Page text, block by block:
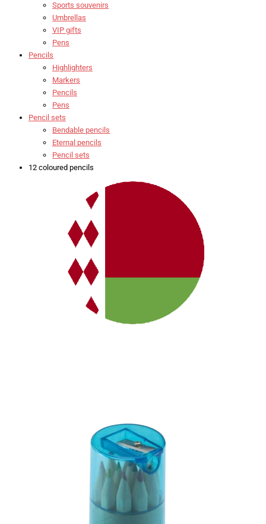
Sports souvenirs
Umbrellas
VIP gifts
Pens
Pencils
Highlighters
Markers
Pencils
Pens
Pencil sets
Bendable pencils
Eternal pencils
Pencil sets
12 coloured pencils